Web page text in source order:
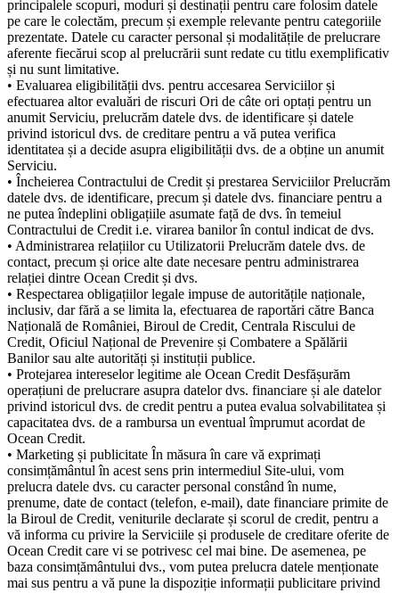
principalele scopuri, moduri și destinații pentru care folosim datele
pe care le colectăm, precum și exemple relevante pentru categoriile
prezentate. Datele cu caracter personal și modalitățile de prelucrare
aferente fiecărui scop al prelucrării sunt redate cu titlu exemplificativ
și nu sunt limitative.
• Evaluarea eligibilității dvs. pentru accesarea Serviciilor și
efectuarea altor evaluări de riscuri Ori de câte ori optați pentru un
anumit Serviciu, prelucrăm datele dvs. de identificare și datele
privind istoricul dvs. de creditare pentru a vă putea verifica
identitatea și a decide asupra eligibilității dvs. de a obține un anumit
Serviciu.
• Încheierea Contractului de Credit și prestarea Serviciilor Prelucrăm
datele dvs. de identificare, precum și datele dvs. financiare pentru a
ne putea îndeplini obligațiile asumate față de dvs. în temeiul
Contractului de Credit i.e. virarea banilor în contul indicat de dvs.
• Administrarea relațiilor cu Utilizatorii Prelucrăm datele dvs. de
contact, precum și orice alte date necesare pentru administrarea
relației dintre Ocean Credit și dvs.
• Respectarea obligațiilor legale impuse de autoritățile naționale,
inclusiv, dar fără a se limita la, efectuarea de raportări către Banca
Națională de României, Biroul de Credit, Centrala Riscului de
Credit, Oficiul Național de Prevenire și Combatere a Spălării
Banilor sau alte autorități și instituții publice.
• Protejarea intereselor legitime ale Ocean Credit Desfășurăm
operațiuni de prelucrare asupra datelor dvs. financiare și ale datelor
privind istoricul dvs. de credit pentru a putea evalua solvabilitatea și
capacitatea dvs. de a rambursa un eventual împrumut acordat de
Ocean Credit.
• Marketing și publicitate În măsura în care vă exprimați
consimțământul în acest sens prin intermediul Site-ului, vom
prelucra datele dvs. cu caracter personal constând în nume,
prenume, date de contact (telefon, e-mail), date financiare primite de
la Biroul de Credit, veniturile declarate și scorul de credit, pentru a
vă informa cu privire la Serviciile și produsele de creditare oferite de
Ocean Credit care vi se potrivesc cel mai bine. De asemenea, pe
baza consimțământului dvs., vom putea prelucra datele menționate
mai sus pentru a vă pune la dispoziție informații publicitare privind